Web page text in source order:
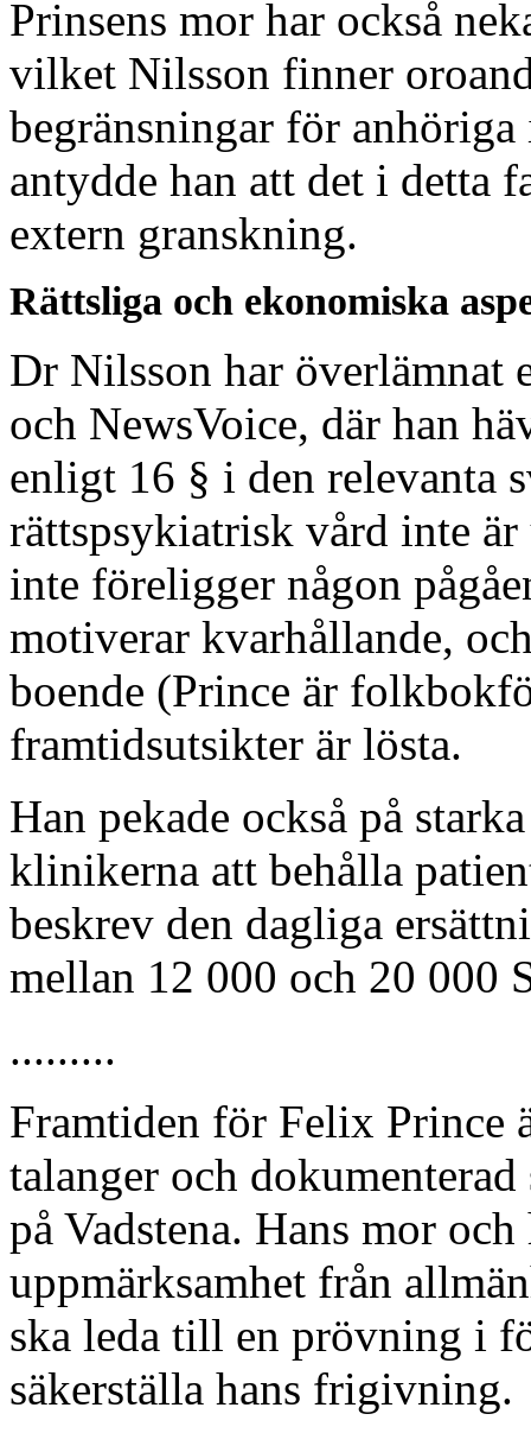
Prinsens mor har också
vilket Nilsson finner
begränsningar för
antydde han att det i detta
extern granskning.
Rättsliga och ekonomiska
Dr Nilsson har överlämnat
och NewsVoice, där han
enligt 16 § i den relevanta
rättspsykiatrisk vård inte
inte föreligger någon
motiverar kvarhållande,
boende (Prince är
framtidsutsikter är lösta.
Han pekade också på
klinikerna att behålla
beskrev den dagliga
mellan 12 000 och 20 000
.........
Framtiden för Felix Prince
talanger och
på Vadstena. Hans mor
uppmärksamhet från
ska leda till en prövning i
säkerställa hans frigivning.